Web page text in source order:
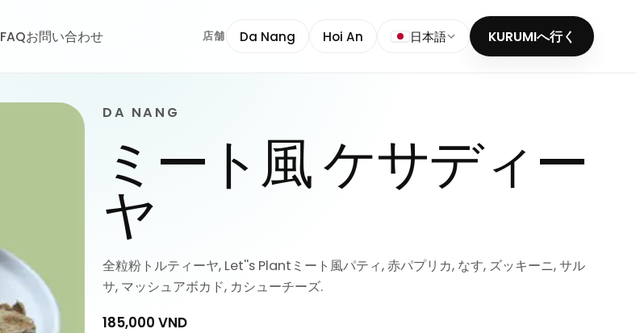
FAQお問い合わせ 店舗 Da Nang Hoi An 日本語 KURUMIへ行く
DA NANG
ミート風 ケサディー
ヤ
全粒粉トルティーヤ, Let''s Plantミート風パティ, 赤パプリカ, なす, ズッキーニ, サル
サ, マッシュアボカド, カシューチーズ.
185,000 VND